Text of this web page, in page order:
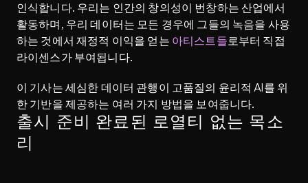
인식합니다. 우리는 인간의 창의성이 번창하는 산업에서
활동하며, 우리 데이터는 모든 경우에 그들의 녹음을 사용
하는 것에서 재정적 이익을 얻는 아티스트들로부터 직접
라이센스가 부여됩니다.
이 기사는 세심한 데이터 관행이 고품질의 윤리적 AI를 위
한 기반을 제공하는 여러 가지 방법을 보여줍니다.
출시 준비 완료된 로열티 없는 목소
리